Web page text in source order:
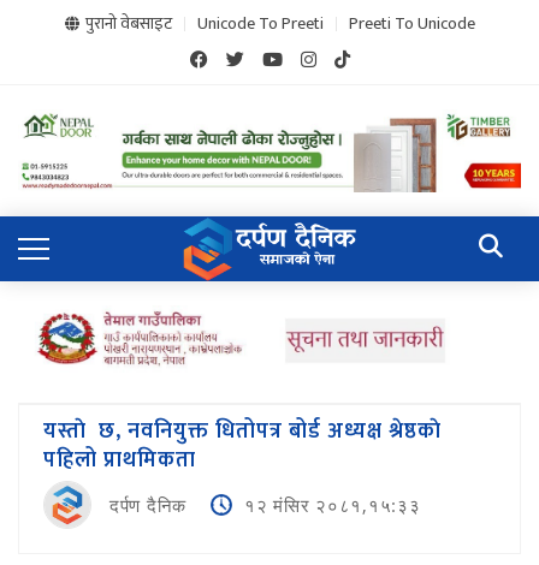
पुरानो वेबसाइट Unicode To Preeti Preeti To Unicode
यस्ताे छ, नवनियुक्त धितोपत्र बोर्ड अध्यक्ष श्रेष्ठकाे
पहिलो प्राथमिकता
दर्पण दैनिक १२ मंसिर २०८१,१५:३३